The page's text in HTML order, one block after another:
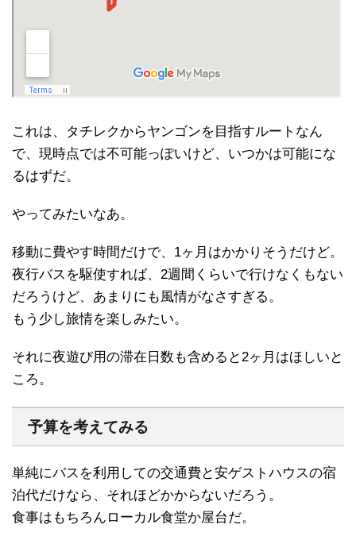
これは、タチレクからヤンゴンを目指すルートなん
で、現時点では不可能っぽいけど、いつかは可能にな
るはずだ。
やってみたいなあ。
移動に費やす時間だけで、1ヶ月はかかりそうだけど。
夜行バスを駆使すれば、2週間くらいで行けなくもない
だろうけど、あまりにも風情がなさすぎる。
もう少し旅情を楽しみたい。
それに夜遊び用の滞在日数も含めると2ヶ月はほしいと
ころ。
予算を考えてみる
単純にバスを利用しての交通費と安ゲストハウスの宿
泊代だけなら、それほどかからないだろう。
食事はもちろんローカル食堂か屋台だ。